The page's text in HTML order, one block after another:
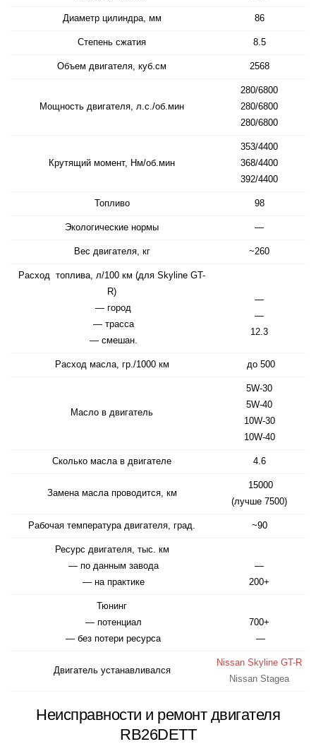
Диаметр цилиндра, мм 86
Степень сжатия 8.5
Объем двигателя, куб.см 2568
Мощность двигателя, л.с./об.мин
280/6800
280/6800
280/6800
Крутящий момент, Нм/об.мин
353/4400
368/4400
392/4400
Топливо 98
Экологические нормы —
Вес двигателя, кг ~260
Расход топлива, л/100 км (для Skyline GT-
R)
— город
— трасса
— смешан.
—
—
12.3
Расход масла, гр./1000 км до 500
Масло в двигатель
5W-30
5W-40
10W-30
10W-40
Сколько масла в двигателе 4.6
Замена масла проводится, км
15000
(лучше 7500)
Рабочая температура двигателя, град. ~90
Ресурс двигателя, тыс. км
— по данным завода
— на практике
—
200+
Тюнинг
— потенциал
— без потери ресурса
700+
—
Двигатель устанавливался
Nissan Skyline GT-R
Nissan Stagea
Неисправности и ремонт двигателя
RB26DETT